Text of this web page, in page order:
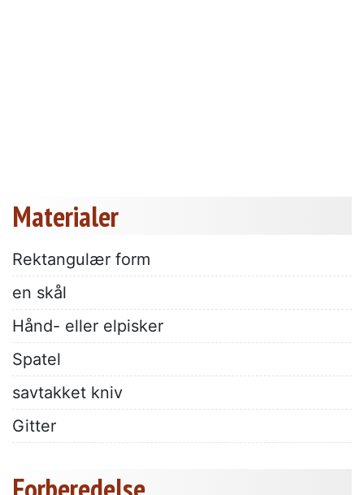
Materialer
Rektangulær form
en skål
Hånd- eller elpisker
Spatel
savtakket kniv
Gitter